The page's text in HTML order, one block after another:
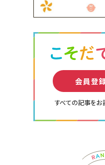
会員登
すべての記事をお